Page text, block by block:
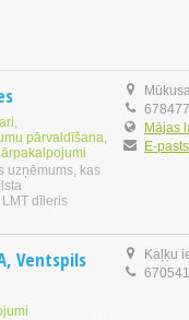
pārvaldīšana,
uzņēmums, kas
dīleris
Mājas
E-pasts
Ventspils
Kaļķu